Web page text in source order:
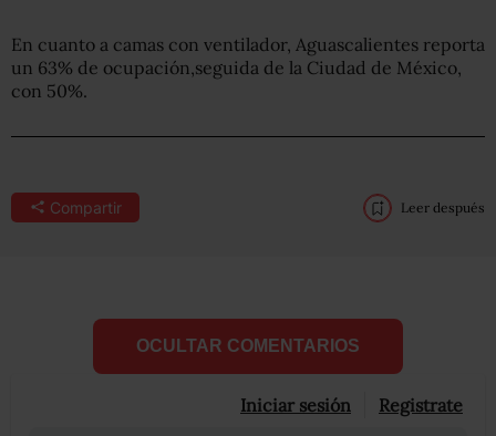
En cuanto a camas con ventilador, Aguascalientes reporta
un 63% de ocupación,seguida de la Ciudad de México,
con 50%.
Compartir Leer después
OCULTAR COMENTARIOS
Iniciar sesión Registrate